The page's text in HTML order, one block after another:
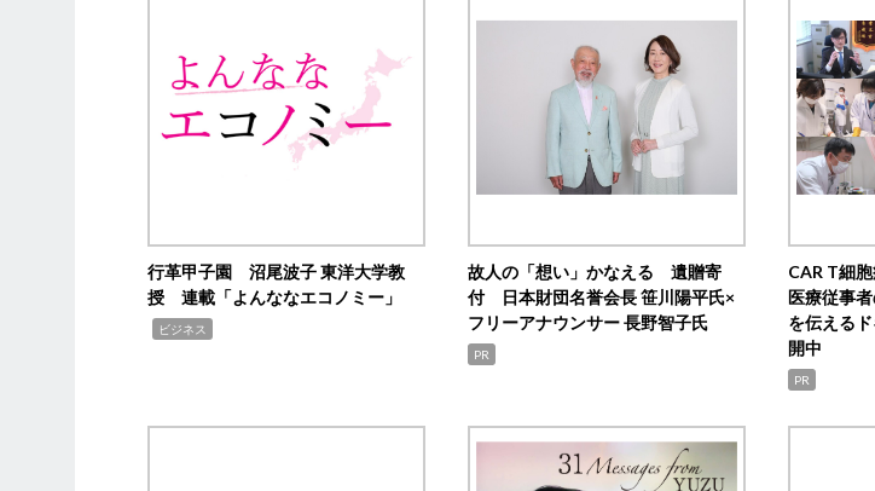
行革甲子園 沼尾波子 東洋大学教
授 連載「よんななエコノミー」
ビジネス
故人の「想い」かなえる 遺贈寄
付 日本財団名誉会長 笹川陽平氏×
フリーアナウンサー 長野智子氏
PR
CAR T細
医療従事
を伝える
開中
PR